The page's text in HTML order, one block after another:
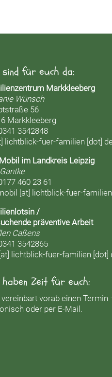
für euch da:
Markkleeberg
Wünsch
56
Markkleeberg
3542848
lichtblick-fuer-familien [dot]
im Landkreis Leipzig
460 23 61
[at] lichtblick-fuer-
/
präventive Arbeit
Caßens
3542865
lichtblick-fuer-familien [dot]
Zeit für euch:
vereinbart vorab einen Termin
oder per E-Mail.